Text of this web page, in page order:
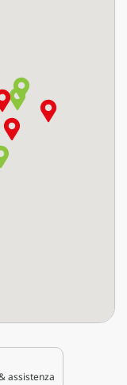
assistenza